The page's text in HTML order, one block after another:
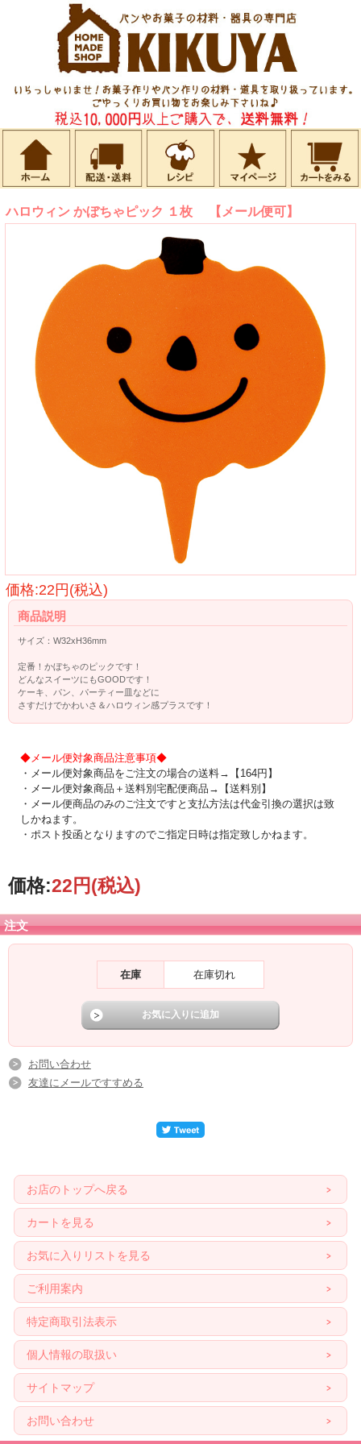
ハロウィン かぼちゃピック １枚 【メール便可】
価格:22円(税込)
商品説明
サイズ：W32xH36mm
定番！かぼちゃのピックです！
どんなスイーツにもGOODです！
ケーキ、パン、パーティー皿などに
さすだけでかわいさ＆ハロウィン感プラスです！
◆メール便対象商品注意事項◆
・メール便対象商品をご注文の場合の送料→【164円】
・メール便対象商品＋送料別宅配便商品→【送料別】
・メール便商品のみのご注文ですと支払方法は代金引換の選択は致
しかねます。
・ポスト投函となりますのでご指定日時は指定致しかねます。
価格:22円(税込)
注文
在庫 在庫切れ
お問い合わせ
友達にメールですすめる
お店のトップへ戻る
カートを見る
お気に入りリストを見る
ご利用案内
特定商取引法表示
個人情報の取扱い
サイトマップ
お問い合わせ